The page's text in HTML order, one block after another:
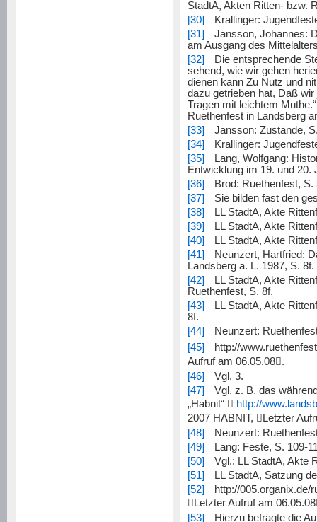
StadtA, Akten Ritten- bzw.
[30]
Krallinger:
[31]
Jansson, Johannes:
am Ausgang des
[32]
Die entsprechende
sehend, wie wir gehen
dienen kann Zu Nutz und
dazu getrieben hat, Daß
Tragen mit leichtem
Ruethenfest in Landsberg
[33]
Jansson: Zustände,
[34]
Krallinger:
[35]
Lang, Wolfgang:
Entwicklung im 19. und 20.
[36]
Brod: Ruethenfest, S.
[37]
Sie bilden fast den
[38]
LL StadtA, Akte
[39]
LL StadtA, Akte
[40]
LL StadtA, Akte
[41]
Neunzert, Hartfried:
Landsberg a. L. 1987, S. 8f.
[42]
LL StadtA, Akte
Ruethenfest, S. 8f.
[43]
LL StadtA, Akte
8f.
[44]
Neunzert:
[45]
http://
Aufruf am 06.05.08.
[46]
Vgl. 3.
[47]
Vgl. z. B. das
„Habnit“  http://
2007 HABNIT,  Letzter
[48]
Neunzert:
[49]
Lang: Feste, S. 109-
[50]
Vgl.: LL StadtA, Akte
[51]
LL StadtA, Satzung
[52]
http://005.organix.de/
 Letzter Aufruf am 06.05.08
[53]
Hierzu befragte die